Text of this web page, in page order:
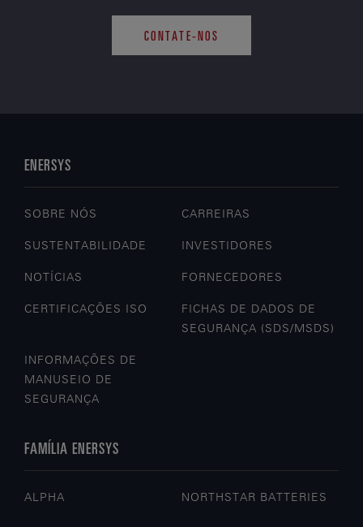
CONTATE-NOS
ENERSYS
SOBRE NÓS CARREIRAS
SUSTENTABILIDADE INVESTIDORES
NOTÍCIAS FORNECEDORES
CERTIFICAÇÕES ISO
FICHAS DE DADOS DE
SEGURANÇA (SDS/MSDS)
INFORMAÇÕES DE
MANUSEIO DE
SEGURANÇA
FAMÍLIA ENERSYS
ALPHA NORTHSTAR BATTERIES